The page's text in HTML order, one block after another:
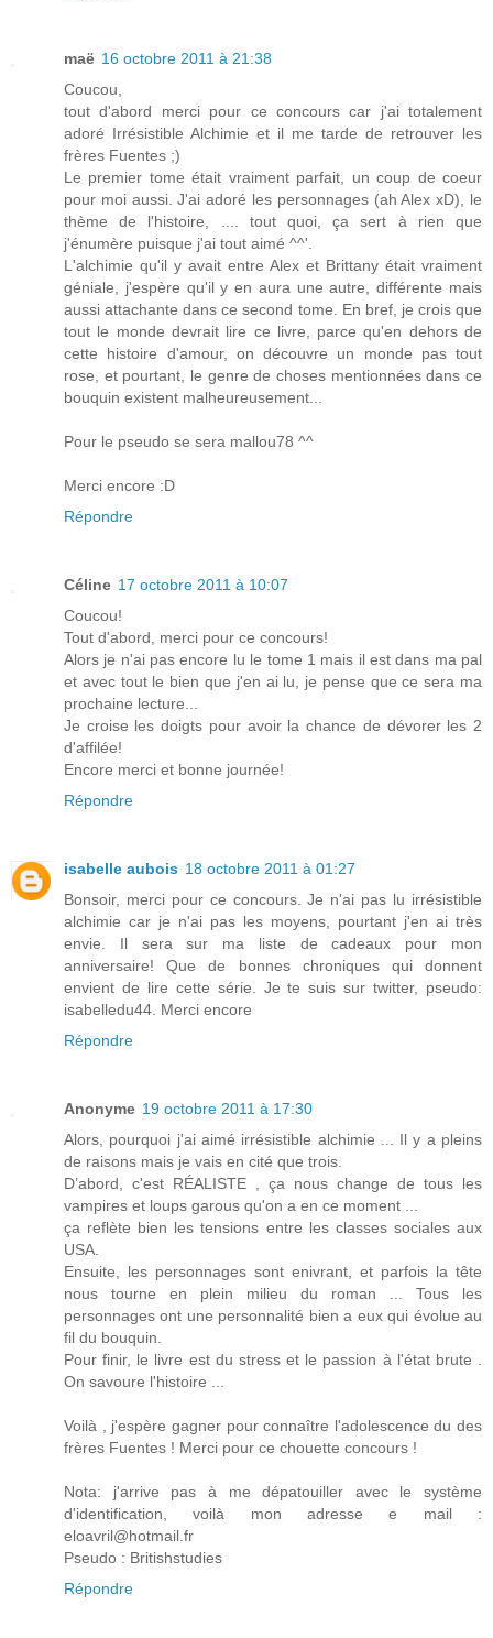
maë 16 octobre 2011 à 21:38
Coucou,
tout d'abord merci pour ce concours car j'ai totalement
adoré Irrésistible Alchimie et il me tarde de retrouver les
frères Fuentes ;)
Le premier tome était vraiment parfait, un coup de coeur
pour moi aussi. J'ai adoré les personnages (ah Alex xD), le
thème de l'histoire, .... tout quoi, ça sert à rien que
j'énumère puisque j'ai tout aimé ^^'.
L'alchimie qu'il y avait entre Alex et Brittany était vraiment
géniale, j'espère qu'il y en aura une autre, différente mais
aussi attachante dans ce second tome. En bref, je crois que
tout le monde devrait lire ce livre, parce qu'en dehors de
cette histoire d'amour, on découvre un monde pas tout
rose, et pourtant, le genre de choses mentionnées dans ce
bouquin existent malheureusement...
Pour le pseudo se sera mallou78 ^^
Merci encore :D
Répondre
Céline 17 octobre 2011 à 10:07
Coucou!
Tout d'abord, merci pour ce concours!
Alors je n'ai pas encore lu le tome 1 mais il est dans ma pal
et avec tout le bien que j'en ai lu, je pense que ce sera ma
prochaine lecture...
Je croise les doigts pour avoir la chance de dévorer les 2
d'affilée!
Encore merci et bonne journée!
Répondre
isabelle aubois 18 octobre 2011 à 01:27
Bonsoir, merci pour ce concours. Je n'ai pas lu irrésistible
alchimie car je n'ai pas les moyens, pourtant j'en ai très
envie. Il sera sur ma liste de cadeaux pour mon
anniversaire! Que de bonnes chroniques qui donnent
envient de lire cette série. Je te suis sur twitter, pseudo:
isabelledu44. Merci encore
Répondre
Anonyme 19 octobre 2011 à 17:30
Alors, pourquoi j'ai aimé irrésistible alchimie ... Il y a pleins
de raisons mais je vais en cité que trois.
D’abord, c'est RÉALISTE , ça nous change de tous les
vampires et loups garous qu'on a en ce moment ...
ça reflète bien les tensions entre les classes sociales aux
USA.
Ensuite, les personnages sont enivrant, et parfois la tête
nous tourne en plein milieu du roman ... Tous les
personnages ont une personnalité bien a eux qui évolue au
fil du bouquin.
Pour finir, le livre est du stress et le passion à l'état brute .
On savoure l'histoire ...
Voilà , j'espère gagner pour connaître l'adolescence du des
frères Fuentes ! Merci pour ce chouette concours !
Nota: j'arrive pas à me dépatouiller avec le système
d'identification, voilà mon adresse e mail :
eloavril@hotmail.fr
Pseudo : Britishstudies
Répondre